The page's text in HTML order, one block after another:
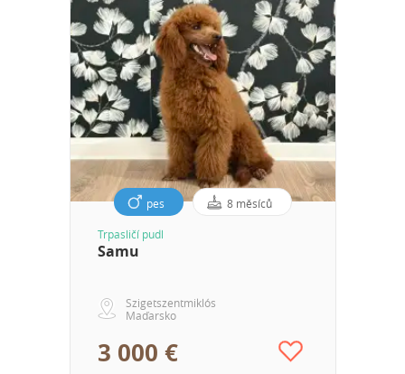
pes 8 měsíců
Trpasličí pudl
Samu
Szigetszentmiklós
Maďarsko
3 000 €